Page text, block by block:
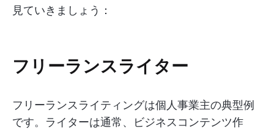
見ていきましょう：
フリーランスライター
フリーランスライティングは個人事業主の典型例
です。ライターは通常、ビジネスコンテンツ作